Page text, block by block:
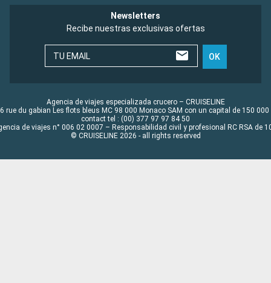
Newsletters
Recibe nuestras exclusivas ofertas
TU EMAIL OK
Agencia de viajes especializada crucero – CRUISELINE
rue du gabian Les flots bleus MC 98 000 Monaco SAM con un capital de 150 000
contact tel : (00) 377 97 97 84 50
de viajes n° 006 02 0007 – Responsabilidad civil y profesional RC RSA de
© CRUISELINE 2026 - all rights reserved